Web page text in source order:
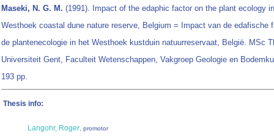
Maseki, N. G. M. (1991). Impact of the edaphic factor on the plant ecology
Westhoek coastal dune nature reserve, Belgium = Impact van de edafische
de plantenecologie in het Westhoek kustduin natuurreservaat, België. MSc
Universiteit Gent, Faculteit Wetenschappen, Vakgroep Geologie en
193 pp.
Thesis info:
Langohr, Roger, promotor